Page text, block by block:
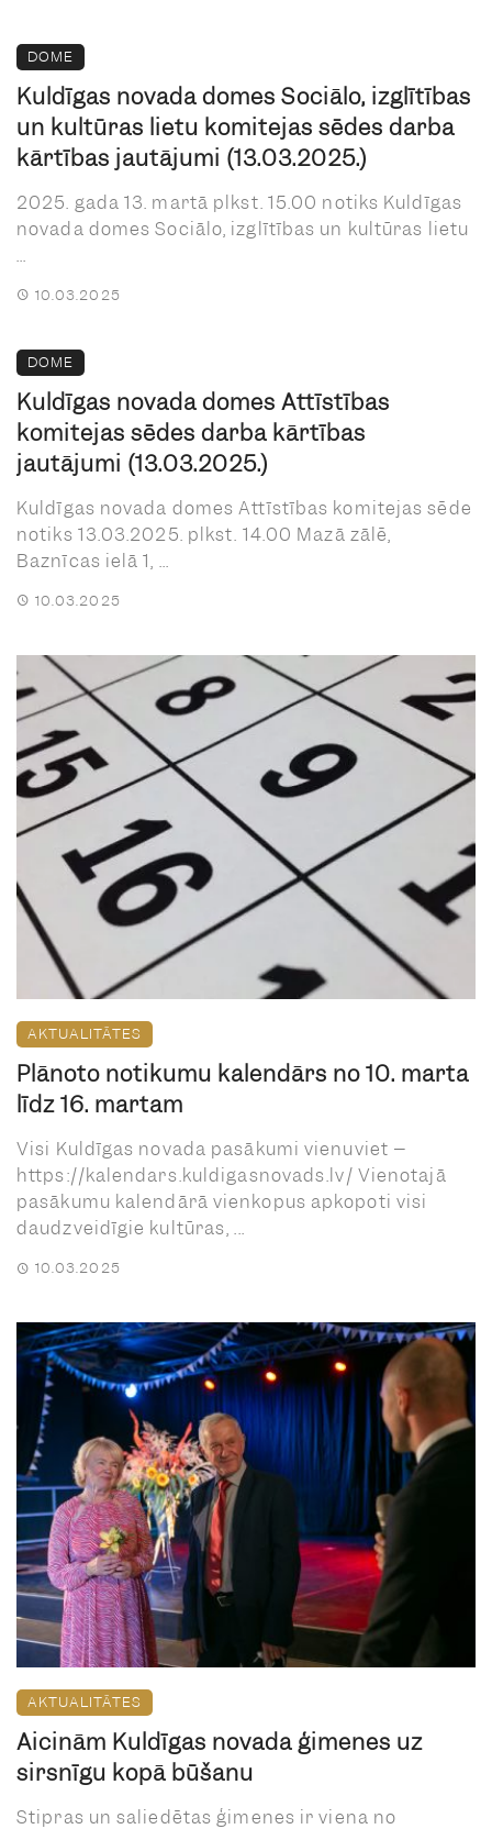
DOME
Kuldīgas novada domes Sociālo, izglītības
un kultūras lietu komitejas sēdes darba
kārtības jautājumi (13.03.2025.)
2025. gada 13. martā plkst. 15.00 notiks Kuldīgas
novada domes Sociālo, izglītības un kultūras lietu
...
10.03.2025
DOME
Kuldīgas novada domes Attīstības
komitejas sēdes darba kārtības
jautājumi (13.03.2025.)
Kuldīgas novada domes Attīstības komitejas sēde
notiks 13.03.2025. plkst. 14.00 Mazā zālē,
Baznīcas ielā 1, ...
10.03.2025
AKTUALITĀTES
Plānoto notikumu kalendārs no 10. marta
līdz 16. martam
Visi Kuldīgas novada pasākumi vienuviet –
https://kalendars.kuldigasnovads.lv/ Vienotajā
pasākumu kalendārā vienkopus apkopoti visi
daudzveidīgie kultūras, ...
10.03.2025
AKTUALITĀTES
Aicinām Kuldīgas novada ģimenes uz
sirsnīgu kopā būšanu
Stipras un saliedētas ģimenes ir viena no